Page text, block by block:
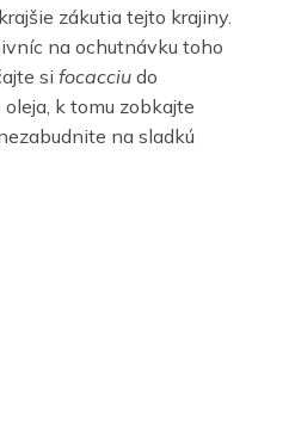
zákutia tejto krajiny.
na ochutnávku toho
si focacciu do
k tomu zobkajte
na sladkú